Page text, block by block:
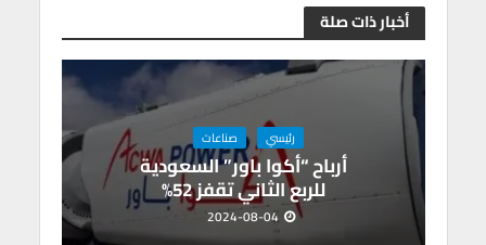
b
o
er
A
p
p
n
m أخبار ذات صلة
رئيسي صناعات
أرباح “أكوا باور” السعودية
للربع الثاني تقفز 52%
2024-08-04